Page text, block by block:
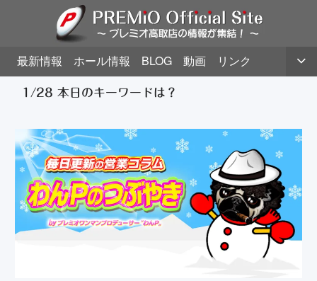
最新情報 ホール情報 BLOG 動画 リンク
1/28 本日のキーワードは？